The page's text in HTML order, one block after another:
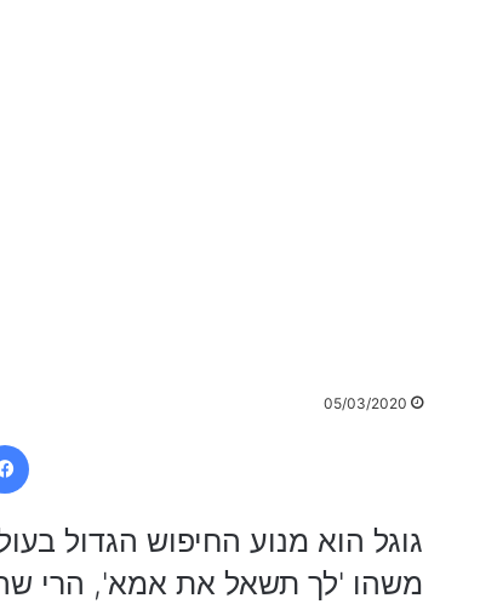
05/03/2020
גוגל הוא מנוע החיפוש הגדול
משהו 'לך תשאל את אמא', הרי